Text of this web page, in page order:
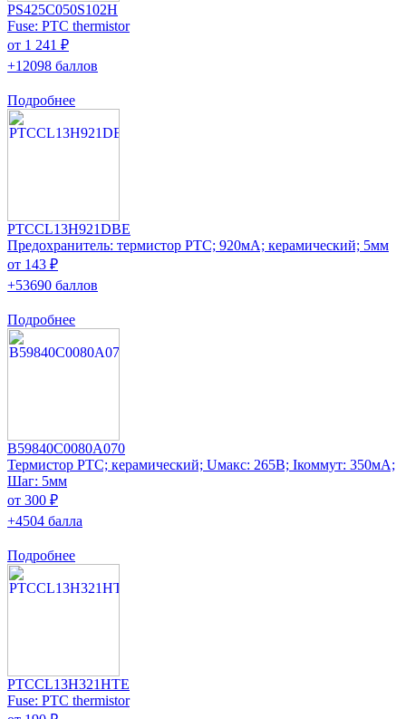
PS425C050S102H
Fuse: PTC thermistor
от 1 241 ₽
+12098 баллов
Подробнее
PTCCL13H921DBE
Предохранитель: термистор РТС; 920мА; керамический; 5мм
от 143 ₽
+53690 баллов
Подробнее
B59840C0080A070
Термистор PTC; керамический; Uмакс: 265В; Iкоммут: 350мА;
Шаг: 5мм
от 300 ₽
+4504 балла
Подробнее
PTCCL13H321HTE
Fuse: PTC thermistor